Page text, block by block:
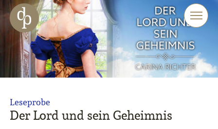
Zum Haupt-Inhalt springen
Zur Navigation springen
Zur Website-Suche springen
Leseprobe
Der Lord und sein Geheimnis